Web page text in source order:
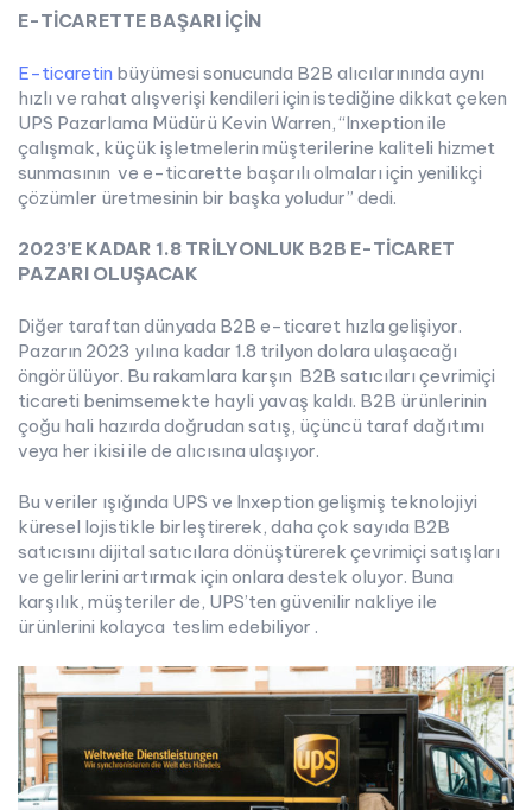
E-TİCARETTE BAŞARI İÇİN
E-ticaretin büyümesi sonucunda B2B alıcılarınında aynı
hızlı ve rahat alışverişi kendileri için istediğine dikkat çeken
UPS Pazarlama Müdürü Kevin Warren, “Inxeption ile
çalışmak, küçük işletmelerin müşterilerine kaliteli hizmet
sunmasının ve e-ticarette başarılı olmaları için yenilikçi
çözümler üretmesinin bir başka yoludur” dedi.
2023’E KADAR 1.8 TRİLYONLUK B2B E-TİCARET
PAZARI OLUŞACAK
Diğer taraftan dünyada B2B e-ticaret hızla gelişiyor.
Pazarın 2023 yılına kadar 1.8 trilyon dolara ulaşacağı
öngörülüyor. Bu rakamlara karşın B2B satıcıları çevrimiçi
ticareti benimsemekte hayli yavaş kaldı. B2B ürünlerinin
çoğu hali hazırda doğrudan satış, üçüncü taraf dağıtımı
veya her ikisi ile de alıcısına ulaşıyor.
Bu veriler ışığında UPS ve Inxeption gelişmiş teknolojiyi
küresel lojistikle birleştirerek, daha çok sayıda B2B
satıcısını dijital satıcılara dönüştürerek çevrimiçi satışları
ve gelirlerini artırmak için onlara destek oluyor. Buna
karşılık, müşteriler de, UPS’ten güvenilir nakliye ile
ürünlerini kolayca teslim edebiliyor .